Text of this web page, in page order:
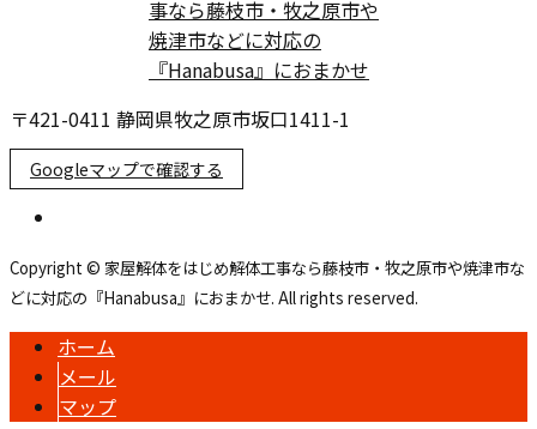
〒421-0411 静岡県牧之原市坂口1411-1
Googleマップで確認する
Copyright © 家屋解体をはじめ解体工事なら藤枝市・牧之原市や焼津市な
どに対応の『Hanabusa』におまかせ. All rights reserved.
ホーム
メール
マップ